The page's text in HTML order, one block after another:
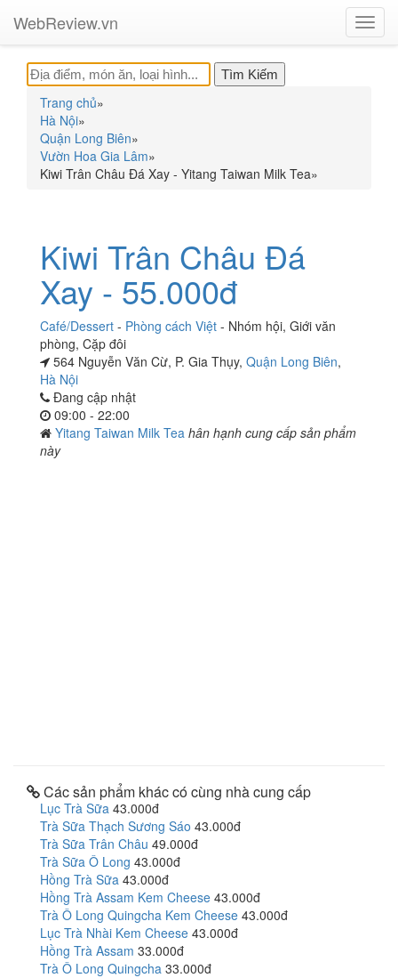
WebReview.vn
Trang chủ»
Hà Nội»
Quận Long Biên»
Vườn Hoa Gia Lâm»
Kiwi Trân Châu Đá Xay - Yitang Taiwan Milk Tea»
Kiwi Trân Châu Đá
Xay - 55.000đ
Café/Dessert - Phòng cách Việt - Nhóm hội, Giới văn
phòng, Cặp đôi
564 Nguyễn Văn Cừ, P. Gia Thụy, Quận Long Biên,
Hà Nội
Đang cập nhật
09:00 - 22:00
Yitang Taiwan Milk Tea hân hạnh cung cấp sản phẩm
này
Các sản phẩm khác có cùng nhà cung cấp
Lục Trà Sữa 43.000đ
Trà Sữa Thạch Sương Sáo 43.000đ
Trà Sữa Trân Châu 49.000đ
Trà Sữa Ô Long 43.000đ
Hồng Trà Sữa 43.000đ
Hồng Trà Assam Kem Cheese 43.000đ
Trà Ô Long Quingcha Kem Cheese 43.000đ
Lục Trà Nhài Kem Cheese 43.000đ
Hồng Trà Assam 33.000đ
Trà Ô Long Quingcha 33.000đ